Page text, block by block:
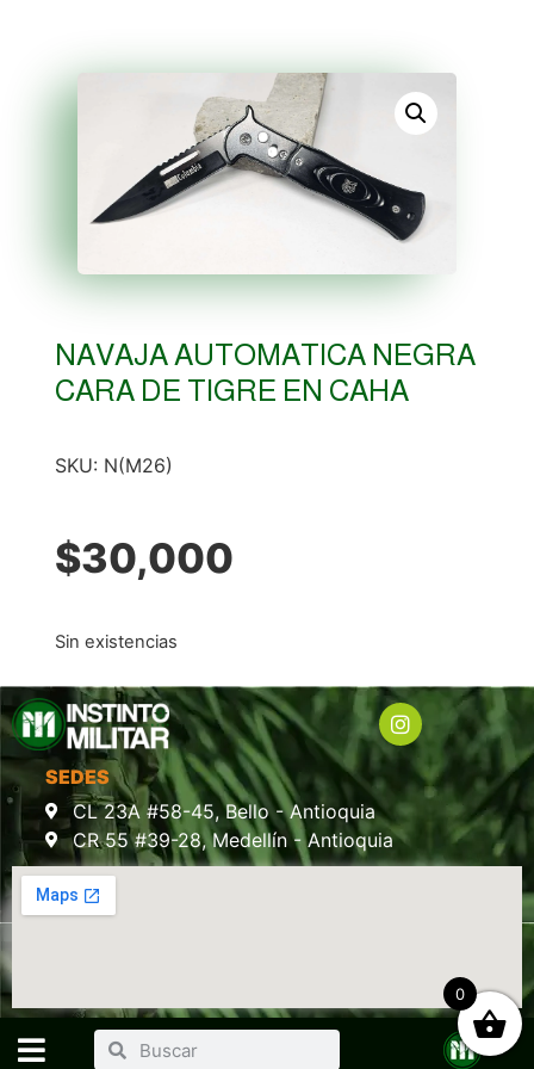
NAVAJA AUTOMATICA NEGRA
CARA DE TIGRE EN CAHA
SKU: N(M26)
$30,000
Sin existencias
SEDES
CL 23A #58-45, Bello - Antioquia
CR 55 #39-28, Medellín - Antioquia
0